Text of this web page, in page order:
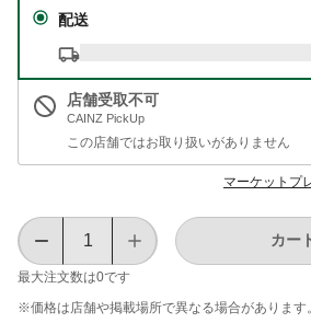
配送
店舗受取不可
CAINZ PickUp
この店舗ではお取り扱いがありません
マーケットプ
最大注文数は0です
カー
※価格は​店舗や​掲載場所で​異なる​場合が​あります。